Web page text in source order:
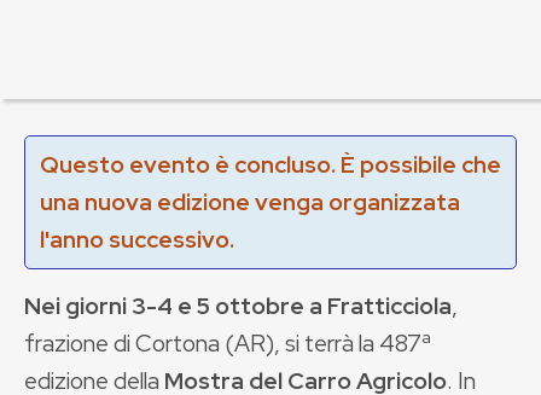
Questo evento è concluso. È possibile che
una nuova edizione venga organizzata
l'anno successivo.
Nei giorni 3-4 e 5 ottobre a Fratticciola,
frazione di Cortona (AR), si terrà la 487ª
edizione della Mostra del Carro Agricolo. In